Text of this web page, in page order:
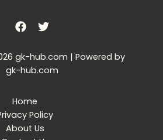
gk-hub.com | Powered by
gk-hub.com
Home
Policy
About Us